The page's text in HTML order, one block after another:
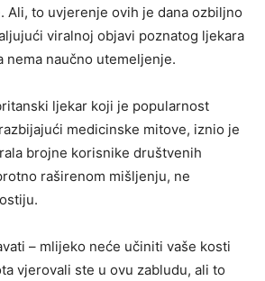
Ali, to uvjerenje ovih je dana ozbiljno
viralnoj objavi poznatog ljekara
nema naučno utemeljenje.
ljekar koji je popularnost
medicinske mitove, iznio je
brojne korisnike društvenih
raširenom mišljenju, ne
– mlijeko neće učiniti vaše kosti
vjerovali ste u ovu zabludu, ali to